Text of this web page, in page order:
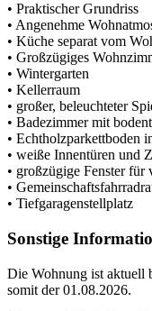
• Praktischer Grundriss
• Angenehme
• Küche separat vom
• Großzügiges
• Wintergarten
• Kellerraum
• großer, beleuchteter
• Badezimmer mit
• Echtholzparkettboden
• weiße Innentüren und
• großzügige Fenster für
•
• Tiefgaragenstellplatz
Sonstige
Die Wohnung ist aktuell
somit der 01.08.2026.